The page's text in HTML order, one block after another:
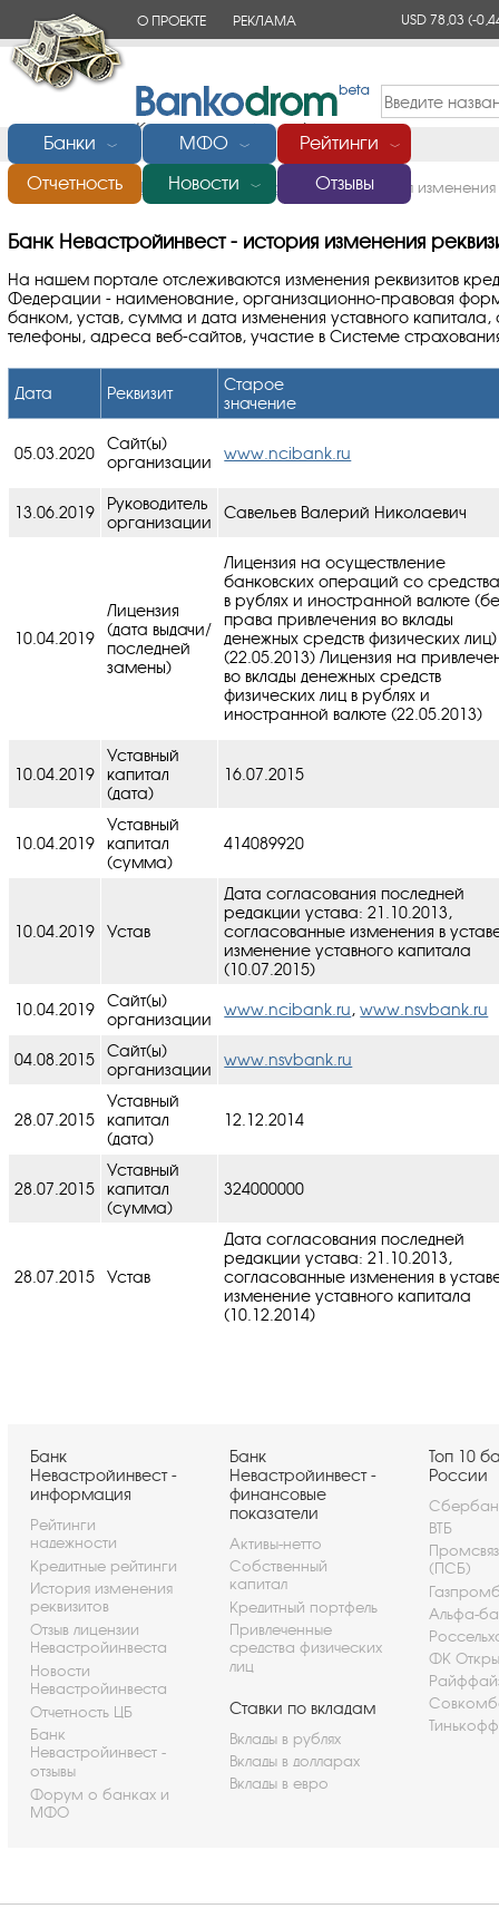
О ПРОЕКТЕ РЕКЛАМА USD 78,03(-
Банки ﹀ МФО ﹀ Рейтинги ﹀
Отчетность Новости ﹀ Отзывы
Главная/Банки России/Невастройинвест/История изменения
Банк Невастройинвест - история изменения
На нашем портале отслеживаются изменения реквизитов
Федерации - наименование, организационно-правовая
банком, устав, сумма и дата изменения уставного
телефоны, адреса веб-сайтов, участие в Системе
Дата Реквизит
Старое
значение
05.03.2020
Сайт(ы)
организации
www.ncibank.ru
13.06.2019
Руководитель
организации
Савельев Валерий Николаевич
10.04.2019
Лицензия
(дата выдачи/
последней
замены)
Лицензия на осуществление
банковских операций со
в рублях и иностранной валюте
права привлечения во вклады
денежных средств физических лиц)
(22.05.2013) Лицензия на
во вклады денежных средств
физических лиц в рублях и
иностранной валюте (22.05.2013)
10.04.2019
Уставный
капитал
(дата)
16.07.2015
10.04.2019
Уставный
капитал
(сумма)
414089920
10.04.2019 Устав
Дата согласования последней
редакции устава: 21.10.2013,
cогласованные изменения в
изменение уставного капитала
(10.07.2015)
10.04.2019
Сайт(ы)
организации
www.ncibank.ru,www.nsvbank.ru
04.08.2015
Сайт(ы)
организации
www.nsvbank.ru
28.07.2015
Уставный
капитал
(дата)
12.12.2014
28.07.2015
Уставный
капитал
(сумма)
324000000
28.07.2015 Устав
Дата согласования последней
редакции устава: 21.10.2013,
cогласованные изменения в
изменение уставного капитала
(10.12.2014)
Банк
Невастройинвест -
информация
Рейтинги
надежности
Кредитные рейтинги
История изменения
реквизитов
Отзыв лицензии
Невастройинвеста
Новости
Невастройинвеста
Отчетность ЦБ
Банк
Невастройинвест -
отзывы
Форум о банках и
МФО
Банк
Невастройинвест -
финансовые
показатели
Активы-нетто
Собственный
капитал
Кредитный портфель
Привлеченные
средства физических
лиц
Ставки по вкладам
Вклады в рублях
Вклады в долларах
Вклады в евро
Топ 10
России
ВТБ
(ПСБ)
Альфа-
ФК